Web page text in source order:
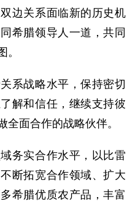
边关系面临新的历史机
希腊领导人一道，共同
。
战略水平，保持密切
解和信任，继续支持彼
全面合作的战略伙伴。
实合作水平，以比雷
断拓宽合作领域、扩大
希腊优质农产品，丰富